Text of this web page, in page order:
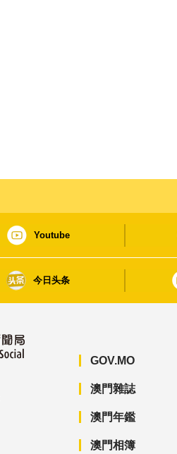
Youtube
今日头条
GOV.MO
澳門雜誌
澳門年鑑
澳門相簿